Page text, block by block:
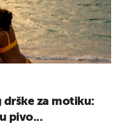
drške za motiku:
pivo...